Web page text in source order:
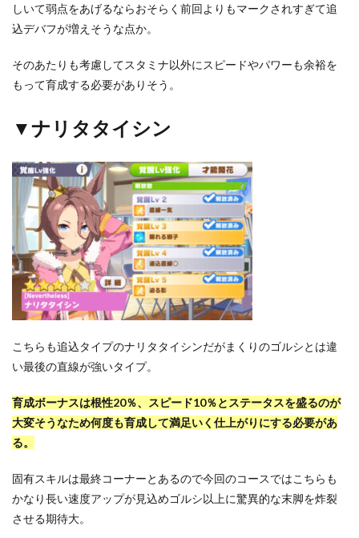
しいて弱点をあげるならおそらく前回よりもマークされすぎて追
込デバフが増えそうな点か。
そのあたりも考慮してスタミナ以外にスピードやパワーも余裕を
もって育成する必要がありそう。
▼ナリタタイシン
こちらも追込タイプのナリタタイシンだがまくりのゴルシとは違
い最後の直線が強いタイプ。
育成ボーナスは根性20％、スピード10％とステータスを盛るのが
大変そうなため何度も育成して満足いく仕上がりにする必要があ
る。
固有スキルは最終コーナーとあるので今回のコースではこちらも
かなり長い速度アップが見込めゴルシ以上に驚異的な末脚を炸裂
させる期待大。